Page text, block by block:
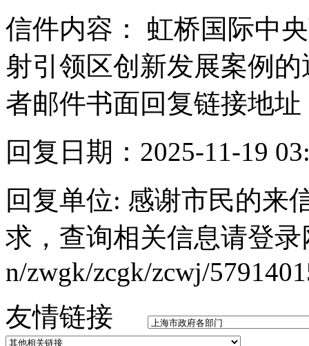
信件内容： 虹桥国际中
射引领区创新发展案例
者邮件书面回复链接地
回复日期：2025-11-19
回复单位: 感谢市民的来
求，查询相关信息请登录
n/zwgk/zcgk/zcwj/
友情链接